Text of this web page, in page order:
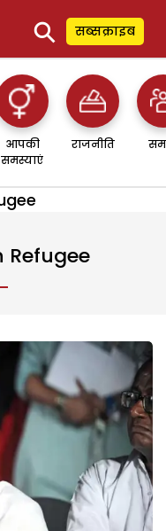
⚲ सब्सक्राइब
आपकी
समस्याएं
राजनीति
Refugee